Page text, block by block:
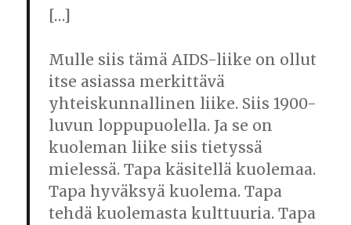
[…]
Mulle siis tämä AIDS-liike on ollut
itse asiassa merkittävä
yhteiskunnallinen liike. Siis 1900-
luvun loppupuolella. Ja se on
kuoleman liike siis tietyssä
mielessä. Tapa käsitellä kuolemaa.
Tapa hyväksyä kuolema. Tapa
tehdä kuolemasta kulttuuria. Tapa